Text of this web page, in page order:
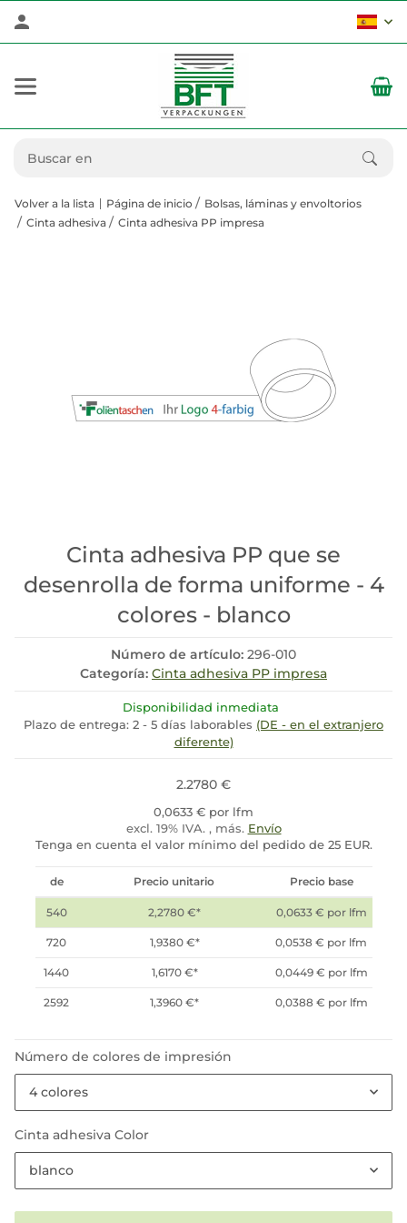
Volver a la lista Página de inicio
Bolsas, láminas y envoltorios
Cinta adhesiva
Cinta adhesiva PP impresa
Cinta adhesiva PP que se
desenrolla de forma uniforme - 4
colores - blanco
Número de artículo: 296-010
Categoría: Cinta adhesiva PP impresa
Disponibilidad inmediata
Plazo de entrega: 2 - 5 días laborables (DE - en el extranjero
diferente)
2.2780 €
0,0633 € por lfm
excl. 19% IVA. , más. Envío
Tenga en cuenta el valor mínimo del pedido de 25 EUR.
de Precio unitario Precio base
540 2,2780 €* 0,0633 € por lfm
720 1,9380 €* 0,0538 € por lfm
1440 1,6170 €* 0,0449 € por lfm
2592 1,3960 €* 0,0388 € por lfm
Número de colores de impresión
4 colores
Cinta adhesiva Color
blanco